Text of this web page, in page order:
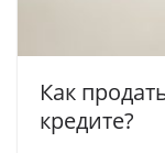
Как
кредите?